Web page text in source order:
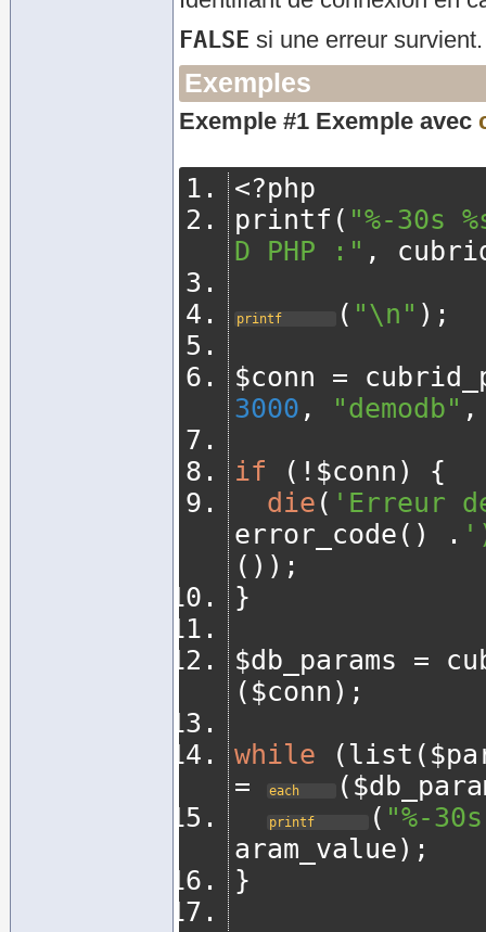
FALSE si une erreur survient.
Exemples
Exemple #1 Exemple avec
<?php
printf ( "%-30s
D PHP :" ,
printf ( "\n" );
$conn =
3000 , "demodb" ,
if
(! $conn )
{
die ( 'Erreur
error_code () .
());
}
$db_params =
( $conn );
while
( list (
=
each (
printf ( "%-
aram_value);
}